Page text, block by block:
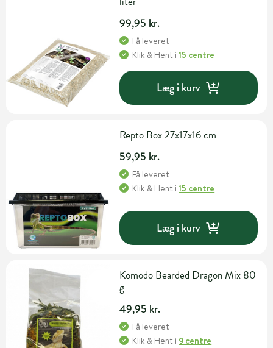
99,95 kr.
Få leveret
Klik & Hent i15 centre
Læg i kurv
Repto Box 27x17x16 cm
59,95 kr.
Få leveret
Klik & Hent i15 centre
Læg i kurv
Komodo Bearded Dragon Mix 80
g
49,95 kr.
Få leveret
Klik & Hent i 9 centre